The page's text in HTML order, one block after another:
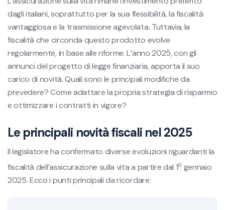
dagli italiani, soprattutto per la sua flessibilità, la fiscalità
vantaggiosa e la trasmissione agevolata. Tuttavia, la
fiscalità che circonda questo prodotto evolve
regolarmente, in base alle riforme. L’anno 2025, con gli
annunci del progetto di legge finanziaria, apporta il suo
carico di novità. Quali sono le principali modifiche da
prevedere? Come adattare la propria strategia di risparmio
e ottimizzare i contratti in vigore?
Le principali novità fiscali nel 2025
Il legislatore ha confermato diverse evoluzioni riguardanti la
fiscalità dell’assicurazione sulla vita a partire dal 1o gennaio
2025. Ecco i punti principali da ricordare: